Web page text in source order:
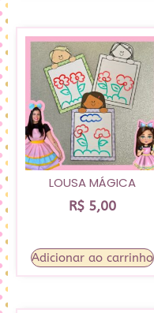
LOUSA MÁGICA
R$ 5,00
Adicionar ao carrinho